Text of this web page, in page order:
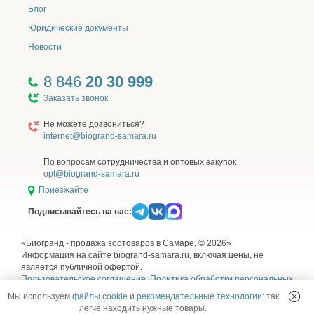
Дегидрированное мясо (курица 12%, индейка 10%),
мясо утки 8%,
кукуруза, пшеница,
гидролизованные мясные белки,
кукурузный глютен,
жир лососевый 1%,
пробиотический комплекс ProStor+ (Bacillus subtillis,
пектиновый комплекс, эхинацея, ромашка),
клюква сушеная,
сельдерей сушеный,
Юкка Шидигера,
таурин.
Корм не содержит искусственных красителей,
ароматизаторов, ГМИ.
Блог
Юридические документы
Новости
8 846 20 30 999
Заказать звонок
Не можете дозвониться?
internet@biogrand-samara.ru
По вопросам сотрудничества и оптовых закупок
opt@biogrand-samara.ru
Приезжайте
Подписывайтесь на нас:
«Биогранд - продажа зоотоваров в Самаре, © 2026»
Информация на сайте biogrand-samara.ru, включая цены, не
является публичной офертой.
Пользовательское соглашение,Политика обработки персональных
Согласие на обработку персональных данных
использования рекомендательных технологий
Мы используем файлы cookie и рекомендательные технологии: так
легче находить нужные товары.